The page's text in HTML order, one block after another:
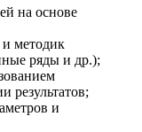
на основе
методик
ряды и др.);
результатов;
и